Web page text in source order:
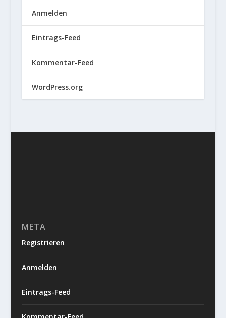
Anmelden
Eintrags-Feed
Kommentar-Feed
WordPress.org
META
Registrieren
Anmelden
Eintrags-Feed